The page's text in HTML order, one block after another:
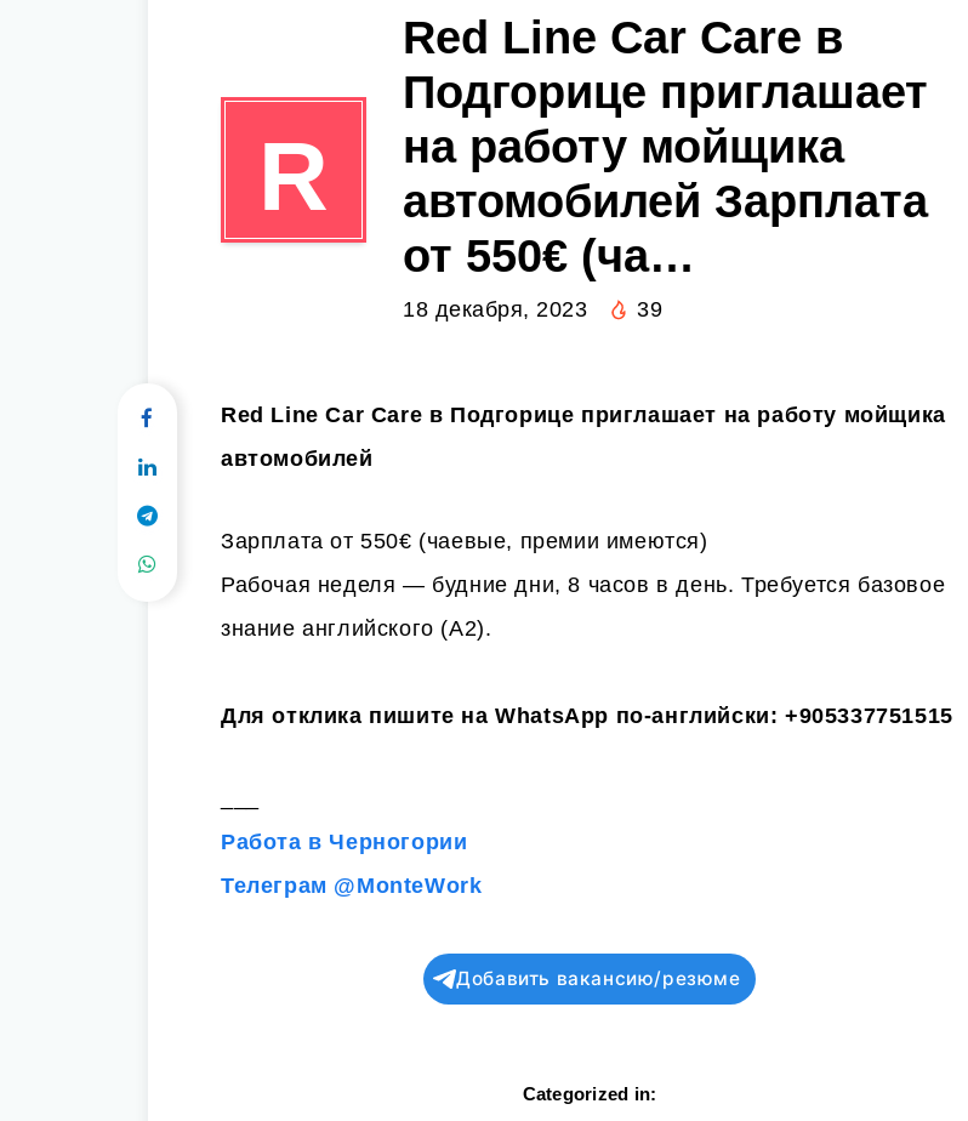
R
Red Line Car Care в
Подгорице приглашает
на работу мойщика
автомобилей Зарплата
от 550€ (ча…
18 декабря, 2023 39
Red Line Car Care в Подгорице приглашает на работу мойщика
автомобилей
Зарплата от 550€ (чаевые, премии имеются)
Рабочая неделя — будние дни, 8 часов в день. Требуется базовое
знание английского (A2).
Для отклика пишите на WhatsApp по-английски:+905337751515
Работа в Черногории
Телеграм @MonteWork
Добавить вакансию/резюме
Categorized in: